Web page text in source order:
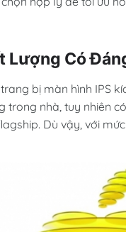
Lượng Có
bị màn hình IPS
trong nhà, tuy nhiên
Dù vậy, với